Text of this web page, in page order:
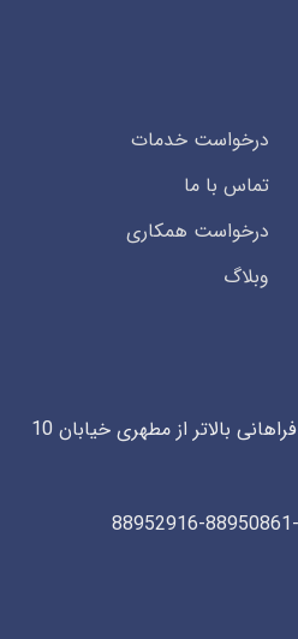
درخواست خدمات
تماس با ما
درخواست همکاری
وبلاگ
تهران، خیابان قائم مقام فراهانی بالاتر از مطهری خیابان 10